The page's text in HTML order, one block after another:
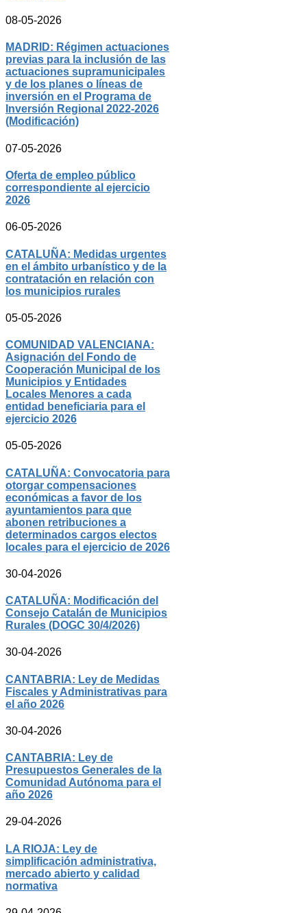
08-05-2026
MADRID: Régimen actuaciones
previas para la inclusión de las
actuaciones supramunicipales
y de los planes o líneas de
inversión en el Programa de
Inversión Regional 2022-2026
(Modificación)
07-05-2026
Oferta de empleo público
correspondiente al ejercicio
2026
06-05-2026
CATALUÑA: Medidas urgentes
en el ámbito urbanístico y de la
contratación en relación con
los municipios rurales
05-05-2026
COMUNIDAD VALENCIANA:
Asignación del Fondo de
Cooperación Municipal de los
Municipios y Entidades
Locales Menores a cada
entidad beneficiaria para el
ejercicio 2026
05-05-2026
CATALUÑA: Convocatoria para
otorgar compensaciones
económicas a favor de los
ayuntamientos para que
abonen retribuciones a
determinados cargos electos
locales para el ejercicio de 2026
30-04-2026
CATALUÑA: Modificación del
Consejo Catalán de Municipios
Rurales (DOGC 30/4/2026)
30-04-2026
CANTABRIA: Ley de Medidas
Fiscales y Administrativas para
el año 2026
30-04-2026
CANTABRIA: Ley de
Presupuestos Generales de la
Comunidad Autónoma para el
año 2026
29-04-2026
LA RIOJA: Ley de
simplificación administrativa,
mercado abierto y calidad
normativa